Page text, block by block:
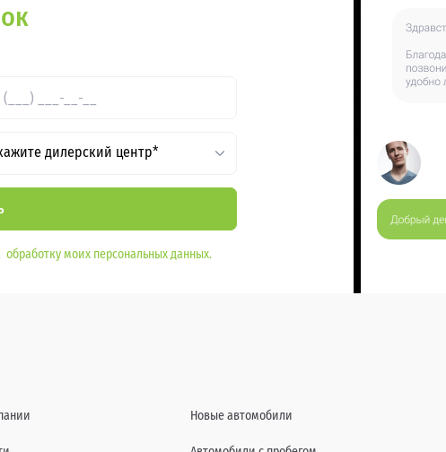
дилерский центр*
обработку моих персональных данных.
Новые автомобили